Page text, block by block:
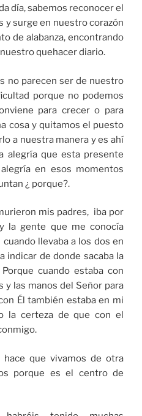
día, sabemos reconocer el
y surge en nuestro corazón
de alabanza, encontrando
quehacer diario.
no parecen ser de nuestro
porque no podemos
para crecer o para
cosa y quitamos el puesto
a nuestra manera y es ahí
alegría que esta presente
en esos momentos
¿ porque?.
mis padres, iba por
la gente que me conocía
llevaba a los dos en
indicar de donde sacaba la
cuando estaba con
y las manos del Señor para
Él también estaba en mi
la certeza de que con el
que vivamos de otra
porque es el centro de